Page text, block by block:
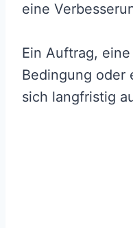
eine
Ein Auftrag,
Bedingung oder
sich langfristig